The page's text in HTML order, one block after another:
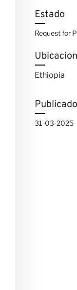
Estado
Request for
Ethiopia
31-03-2025